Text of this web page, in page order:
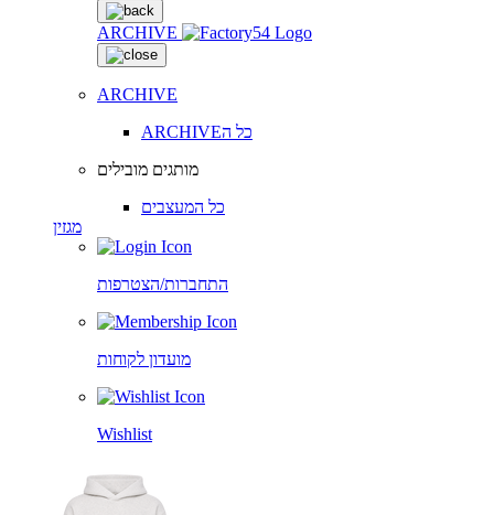
ARCHIVE
ARCHIVE
ARCHIVEכל ה
מותגים מובילים
כל המעצבים
מגזין
התחברות/הצטרפות
מועדון לקוחות
Wishlist